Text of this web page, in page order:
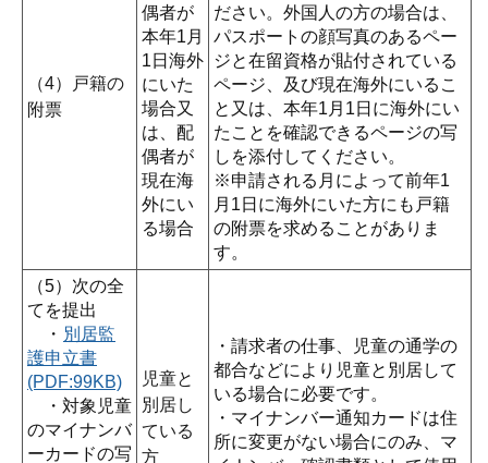
（4）戸籍の
附票
偶者が
本年1月
1日海外
にいた
場合又
は、配
偶者が
現在海
外にい
る場合
ださい。外国人の方の場合は、
パスポートの顔写真のあるペー
ジと在留資格が貼付されている
ページ、及び現在海外にいるこ
と又は、本年1月1日に海外にい
たことを確認できるページの写
しを添付してください。
※申請される月によって前年1
月1日に海外にいた方にも戸籍
の附票を求めることがありま
す。
（5）次の全
てを提出
・ 別居監
護申立書
(PDF:99KB)
・対象児童
のマイナンバ
ーカードの写
児童と
別居し
ている
方
・請求者の仕事、児童の通学の
都合などにより児童と別居して
いる場合に必要です。
・マイナンバー通知カードは住
所に変更がない場合にのみ、マ